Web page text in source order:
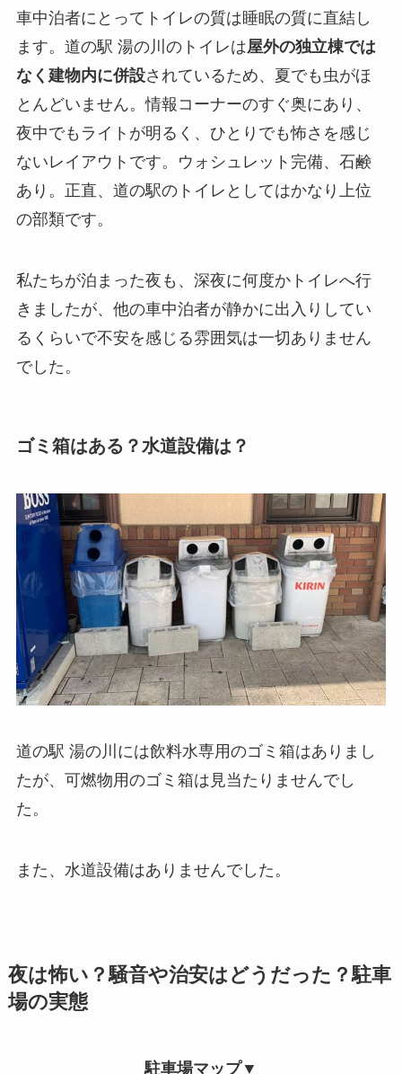
車中泊者にとってトイレの質は睡眠の質に直結し
ます。道の駅 湯の川のトイレは屋外の独立棟では
なく建物内に併設されているため、夏でも虫がほ
とんどいません。情報コーナーのすぐ奥にあり、
夜中でもライトが明るく、ひとりでも怖さを感じ
ないレイアウトです。ウォシュレット完備、石鹸
あり。正直、道の駅のトイレとしてはかなり上位
の部類です。
私たちが泊まった夜も、深夜に何度かトイレへ行
きましたが、他の車中泊者が静かに出入りしてい
るくらいで不安を感じる雰囲気は一切ありません
でした。
ゴミ箱はある？水道設備は？
道の駅 湯の川には飲料水専用のゴミ箱はありまし
たが、可燃物用のゴミ箱は見当たりませんでし
た。
また、水道設備はありませんでした。
夜は怖い？騒音や治安はどうだった？駐車
場の実態
駐車場マップ▼